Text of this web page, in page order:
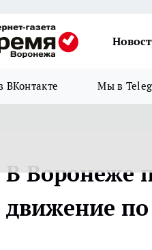
ВКонтакте Мы в
В Воронеже
движение по